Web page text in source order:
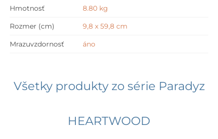
Hmotnosť 8.80 kg
Rozmer (cm) 9,8 x 59,8 cm
Mrazuvzdornosť áno
Všetky produkty zo série Paradyz
HEARTWOOD